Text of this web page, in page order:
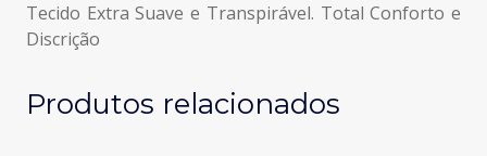
Tecido Extra Suave e Transpirável. Total Conforto e
Discrição
Produtos relacionados